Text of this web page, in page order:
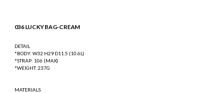
036 LUCKY BAG-CREAM
DETAIL
*BODY: W32 H29 D11.5 (10.6L)
*STRAP: 106 (MAX)
*WEIGHT: 237G
MATERIALS